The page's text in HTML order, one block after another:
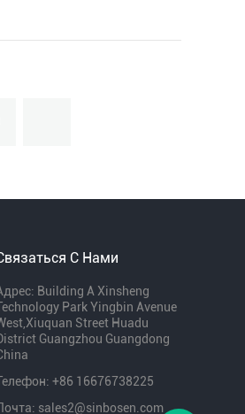
С Нами
Building A Xinsheng
Park Yingbin Avenue
Street Huadu
Guangzhou Guangdong
+86 16676738225
sales2@sinbosen.com